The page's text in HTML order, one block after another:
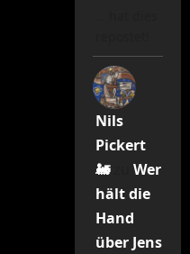
Nils
Pickert
🚂zu Wer
hält die
Hand
über Jens